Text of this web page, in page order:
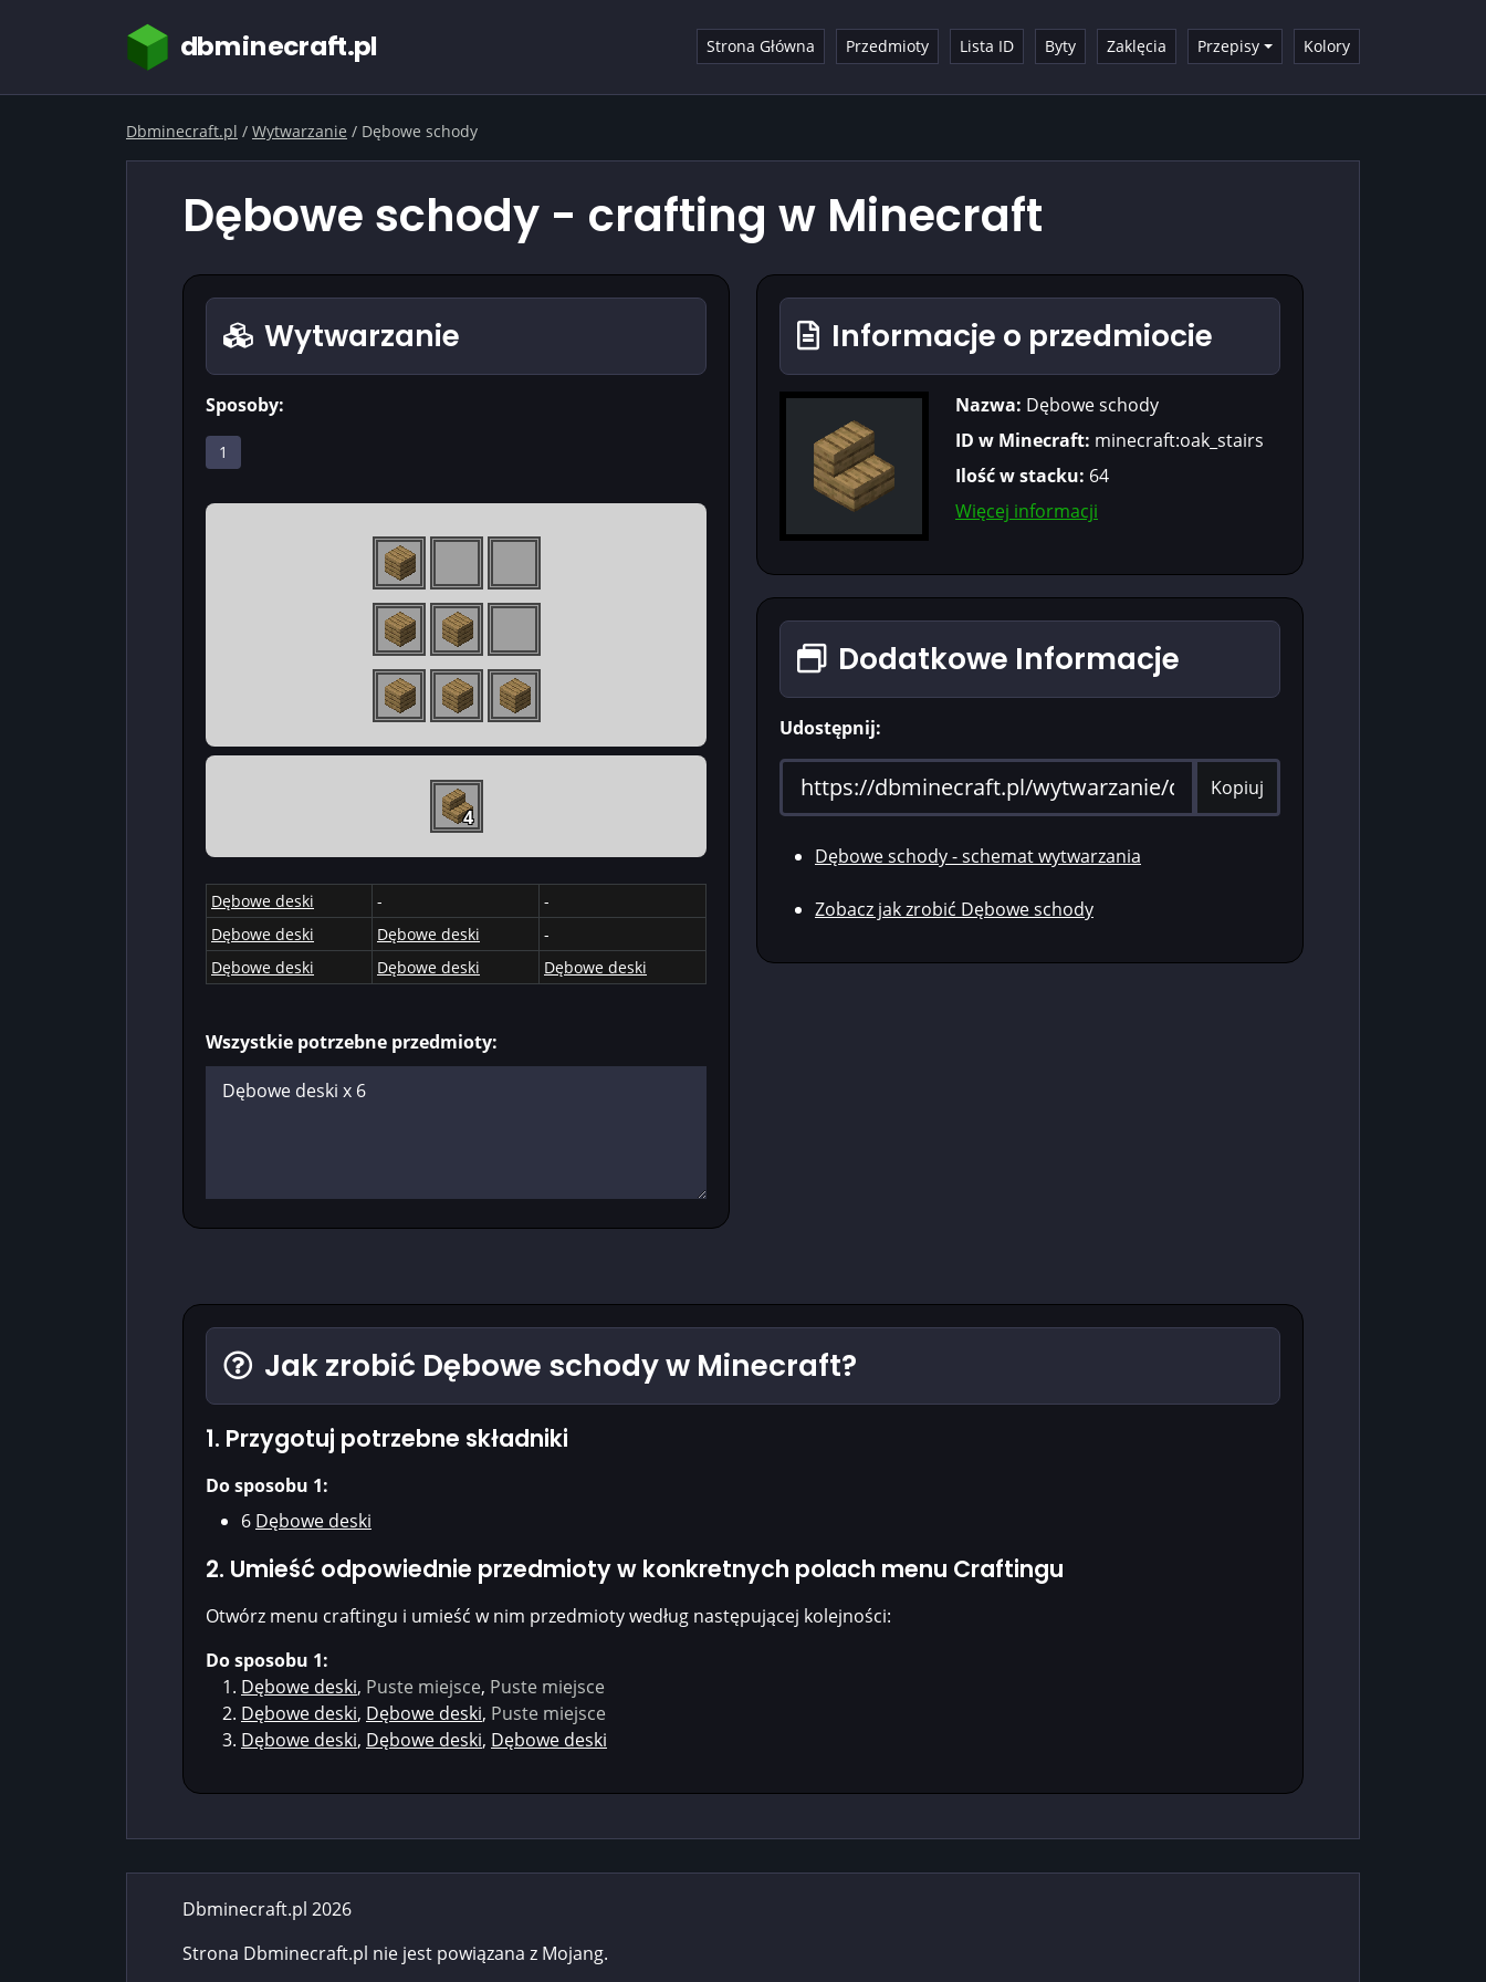
dbminecraft.pl Strona Główna Przedmioty Lista ID Byty Zaklęcia Przepisy Kolory
Dbminecraft.pl / Wytwarzanie / Dębowe schody
Dębowe schody - crafting w Minecraft
Wytwarzanie
Sposoby:
1
4
Dębowe deski -
-
Dębowe deski
Dębowe deski
-
Dębowe deski
Dębowe deski Dębowe deski
Wszystkie potrzebne przedmioty:
Informacje o przedmiocie
Nazwa: Dębowe schody
ID w Minecraft: minecraft:oak_stairs
Ilość w stacku: 64
Więcej informacji
Dodatkowe Informacje
Udostępnij:
Kopiuj
Dębowe schody - schemat wytwarzania
Zobacz jak zrobić Dębowe schody
Jak zrobić Dębowe schody w Minecraft?
1. Przygotuj potrzebne składniki
Do sposobu 1:
6 Dębowe deski
2. Umieść odpowiednie przedmioty w konkretnych polach menu Craftingu
Otwórz menu craftingu i umieść w nim przedmioty według następującej kolejności:
Do sposobu 1:
Dębowe deski, Puste miejsce, Puste miejsce
Dębowe deski, Dębowe deski, Puste miejsce
Dębowe deski, Dębowe deski, Dębowe deski
Dbminecraft.pl 2026
Strona Dbminecraft.pl nie jest powiązana z Mojang.